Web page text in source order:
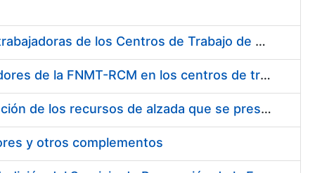
Suministro de Protectores Auditivos a medida para las personas trabajadoras de los Centros de Trabajo de Madrid y Burgos
Suministro de gafas graduadas antiproyecciones para los trabajadores de la FNMT-RCM en los centros de trabajo de Madrid y Burgos
Servicios de una empresa externa para el asesoramiento y resolución de los recursos de alzada que se presentan relacionados con procesos de selección para la FNMT-RCM
y otros complementos